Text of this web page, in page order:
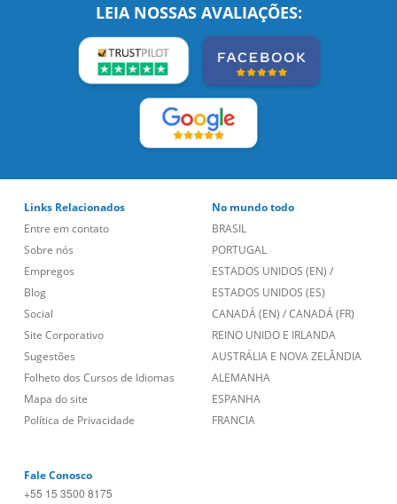
LEIA NOSSAS AVALIAÇÕES:
Links Relacionados
Entre em contato
Sobre nós
Empregos
Blog
Social
Site Corporativo
Sugestões
Folheto dos Cursos de Idiomas
Mapa do site
Política de Privacidade
No mundo todo
BRASIL
PORTUGAL
ESTADOS UNIDOS (EN) /
ESTADOS UNIDOS (ES)
CANADÁ (EN) /CANADÁ (FR)
REINO UNIDO E IRLANDA
AUSTRÁLIA E NOVA ZELÂNDIA
ALEMANHA
ESPANHA
FRANCIA
Fale Conosco
+55 15 3500 8175